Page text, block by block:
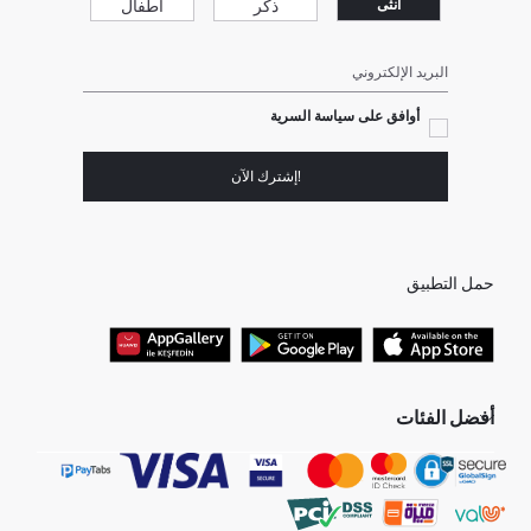
انثى ذكر أطفال
البريد الإلكتروني
أوافق على سياسة السرية
!إشترك الآن
حمل التطبيق
أفضل الفئات
جميع متاجرنا
هدايا عيد الحب
البلوفر النسائية
بلوفر رجالي
برفانات حريمى
جينز رجالي